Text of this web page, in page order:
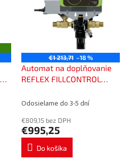
€1 213,71 –18 %
Automat na doplňovanie
REFLEX FILLCONTROL
Odosielame do 3-5 dní
€809,15 bez DPH
€995,25
Do košíka